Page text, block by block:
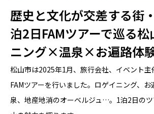
歴史と文化が交差する
泊2日FAMツアーで巡る
ニング×温泉×お遍路体
松山市は2025年1月、旅行会社、イベント主
FAMツアーを行いました。ロゲイニング、
泉、地産地消のオーベルジュ…。1泊2日の